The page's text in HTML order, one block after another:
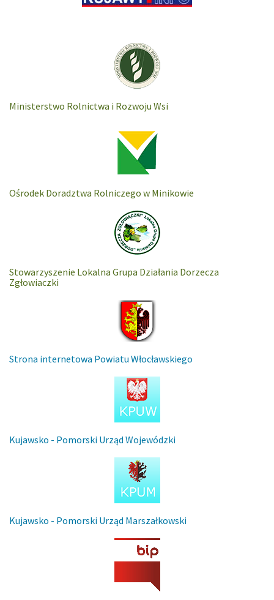
Ministerstwo Rolnictwa i Rozwoju Wsi
Ośrodek Doradztwa Rolniczego w Minikowie
Stowarzyszenie Lokalna Grupa Działania Dorzecza
Zgłowiaczki
Strona internetowa Powiatu Włocławskiego
Kujawsko - Pomorski Urząd Wojewódzki
Kujawsko - Pomorski Urząd Marszałkowski